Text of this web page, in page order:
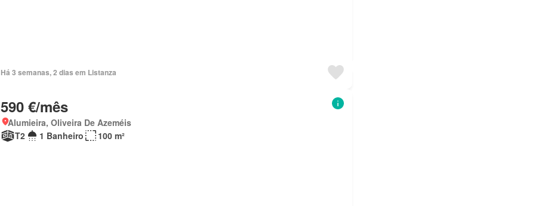
Há 3 semanas, 2 dias em Listanza
590 €/mês
Alumieira, Oliveira De Azeméis
T2
1 Banheiro 100 m²